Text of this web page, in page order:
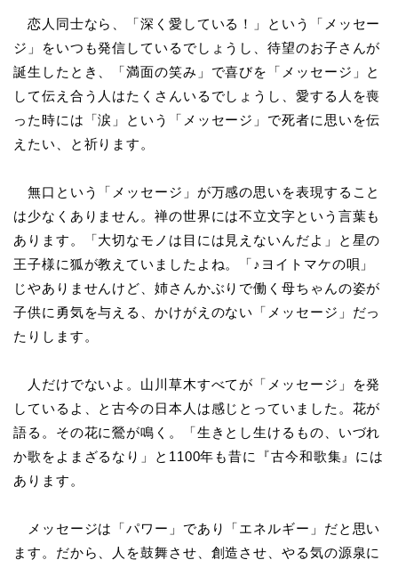
恋人同士なら、「深く愛している！」という「メッセー
ジ」をいつも発信しているでしょうし、待望のお子さんが
誕生したとき、「満面の笑み」で喜びを「メッセージ」と
して伝え合う人はたくさんいるでしょうし、愛する人を喪
った時には「涙」という「メッセージ」で死者に思いを伝
えたい、と祈ります。
無口という「メッセージ」が万感の思いを表現すること
は少なくありません。禅の世界には不立文字という言葉も
あります。「大切なモノは目には見えないんだよ」と星の
王子様に狐が教えていましたよね。「♪ヨイトマケの唄」
じやありませんけど、姉さんかぶりで働く母ちゃんの姿が
子供に勇気を与える、かけがえのない「メッセージ」だっ
たりします。
人だけでないよ。山川草木すべてが「メッセージ」を発
しているよ、と古今の日本人は感じとっていました。花が
語る。その花に鶯が鳴く。「生きとし生けるもの、いづれ
か歌をよまざるなり」と1100年も昔に『古今和歌集』には
あります。
メッセージは「パワー」であり「エネルギー」だと思い
ます。だから、人を鼓舞させ、創造させ、やる気の源泉に